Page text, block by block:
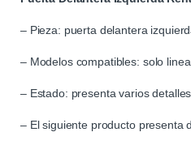
– Pieza: puerta delantera
– Modelos compatibles: solo
– Estado: presenta varios
– El siguiente producto presenta